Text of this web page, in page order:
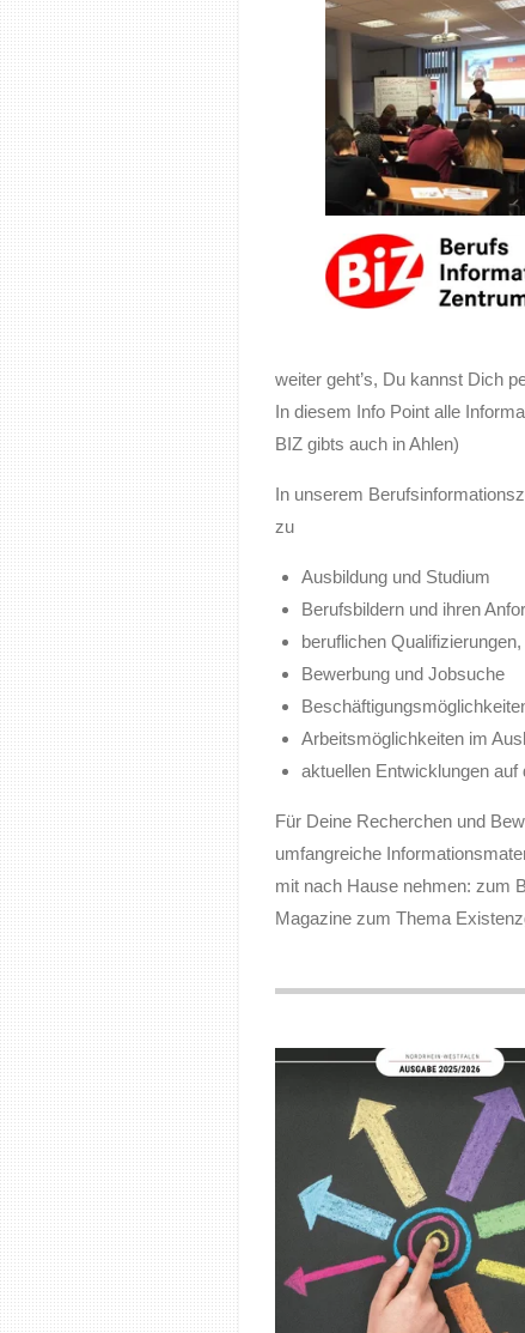
weiter geht’s, Du kannst Dich
In diesem Info Point alle
BIZ gibts auch in Ahlen)
In unserem
zu
Ausbildung und Studium
Berufsbildern und ihren
beruflichen
Bewerbung und Jobsuche
Arbeitsmöglichkeiten im
aktuellen Entwicklungen
Für Deine Recherchen und
umfangreiche
mit nach Hause nehmen: zum
Magazine zum Thema